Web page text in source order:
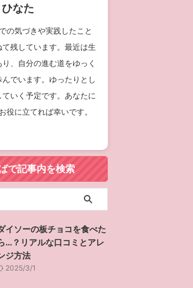
ひなた
の気づきや実践したこと
残しています。最近は生
、自分の進む道をゆっく
でいます。ゆったりとし
いく予定です。あなたに
役に立てれば幸いです。
で記事内を検索
イソーの板チョコを食べた
…？リアルな口コミとアレ
ジ方法
2025/3/1